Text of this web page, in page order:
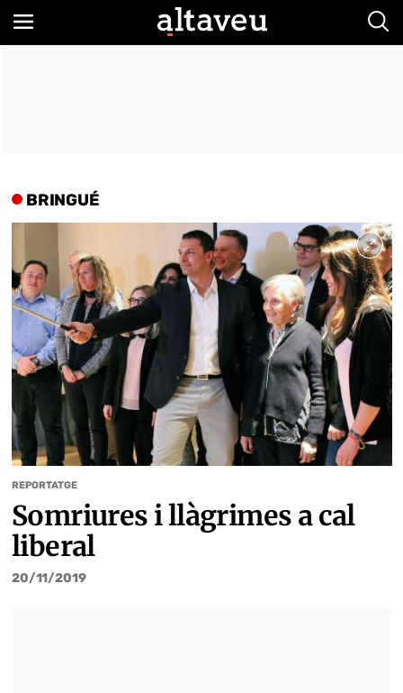
BRINGUÉ
REPORTATGE
Somriures i llàgrimes a cal
liberal
20/11/2019